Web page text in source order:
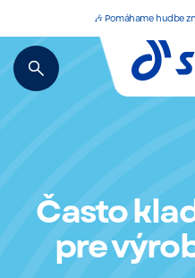
🎶 Pomáhame hudbe
Často
pre